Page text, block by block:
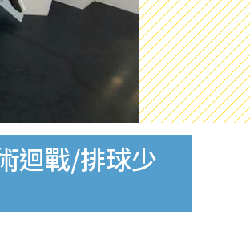
迴戰/排球少